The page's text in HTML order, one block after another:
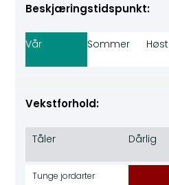
Beskjæringstidspunkt:
Vår Sommer Høst
Vekstforhold:
Tåler Dårlig
Tunge jordarter